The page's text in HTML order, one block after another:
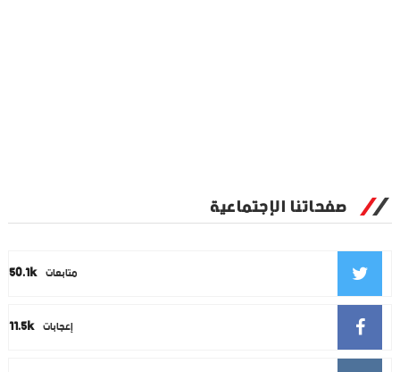
صفحاتنا الإجتماعية
50.1k متابعات
11.5k إعجابات